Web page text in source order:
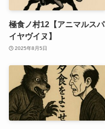
極食ノ村12【アニマルスパ
イヤヴイヌ】
2025年8月5日